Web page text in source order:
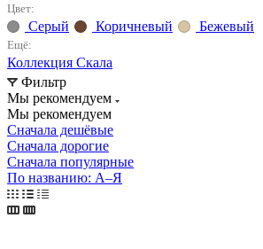
Цвет:
Серый Коричневый Бежевый
Ещё:
Коллекция Скала
Фильтр
Мы рекомендуем
Мы рекомендуем
Сначала дешёвые
Сначала дорогие
Сначала популярные
По названию: А–Я